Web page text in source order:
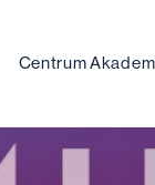
Centrum